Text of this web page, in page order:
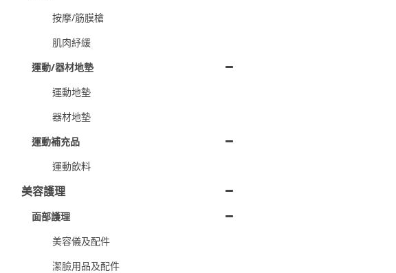
按摩/筋膜槍
肌肉紓緩
運動/器材地墊
運動地墊
器材地墊
運動補充品
運動飲料
美容護理
面部護理
美容儀及配件
潔臉用品及配件